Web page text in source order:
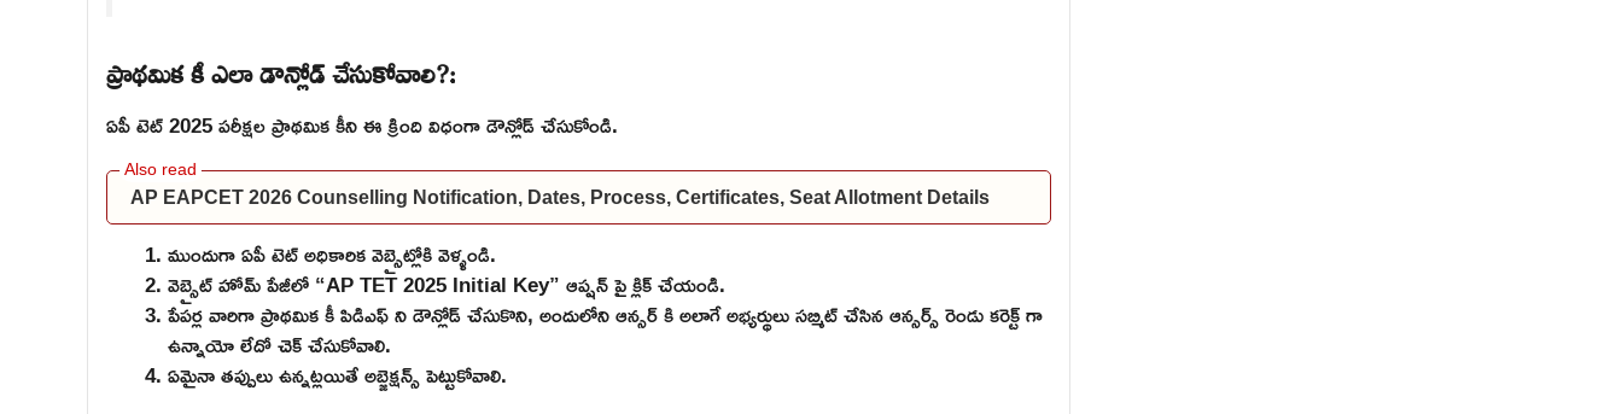
ప్రాథమిక కీ ఎలా డౌన్లోడ్ చేసుకోవాలి?:
ఏపీ టెట్ 2025 పరీక్షల ప్రాథమిక కీని ఈ క్రింది విధంగా డౌన్లోడ్ చేసుకోండి.
AP EAPCET 2026 Counselling Notification, Dates, Process, Certificates, Seat Allotment Details
ముందుగా ఏపీ టెట్ అధికారిక వెబ్సైట్లోకి వెళ్ళండి.
వెబ్సైట్ హోమ్ పేజీలో “AP TET 2025 Initial Key” ఆప్షన్ పై క్లిక్ చేయండి.
పేపర్ల వారిగా ప్రాథమిక కీ పిడిఎఫ్ ని డౌన్లోడ్ చేసుకొని, అందులోని ఆన్సర్ కి అలాగే అభ్యర్థులు సబ్మిట్ చేసిన ఆన్సర్స్ రెండు కరెక్ట్ గా
ఉన్నాయో లేదో చెక్ చేసుకోవాలి.
ఏమైనా తప్పులు ఉన్నట్లయితే అబ్జెక్షన్స్ పెట్టుకోవాలి.